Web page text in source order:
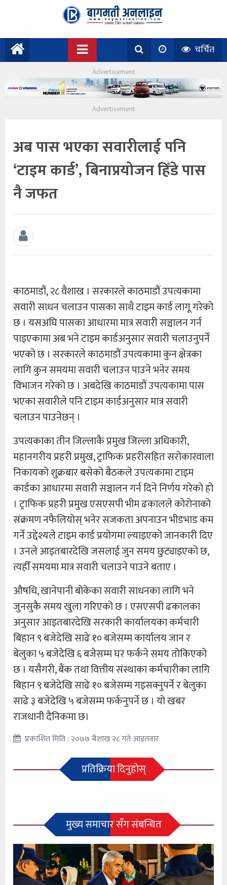
चर्चित
अब पास भएका सवारीलाई पनि
‘टाइम कार्ड’, बिनाप्रयोजन हिँडे पास
नै जफत
काठमाडौं, २८ वैशाख । सरकारले काठमाडौं उपत्यकामा
सवारी साधन चलाउन पासका साथै टाइम कार्ड लागू गरेको
छ । यसअघि पासका आधारमा मात्र सवारी सञ्चालन गर्न
पाइएकामा अब भने टाइम कार्डअनुसार सवारी चलाउनुपर्ने
भएको छ । सरकारले काठमाडौं उपत्यकामा कुन क्षेत्रका
लागि कुन समयमा सवारी चलाउन पाउने भनेर समय
विभाजन गरेको छ । अबदेखि काठमाडौं उपत्यकामा पास
भएका सवारीले पनि टाइम कार्डअनुसार मात्र सवारी
चलाउन पाउनेछन् ।
उपत्यकाका तीन जिल्लाकै प्रमुख जिल्ला अधिकारी,
महानगरीय प्रहरी प्रमुख, ट्राफिक प्रहरीसहित सरोकारवाला
निकायको शुक्रबार बसेको बैठकले उपत्यकामा टाइम
कार्डका आधारमा सवारी सञ्चालन गर्न दिने निर्णय गरेको हो
। ट्राफिक प्रहरी प्रमुख एसएसपी भीम ढकालले कोरोनाको
संक्रमण नफैलियोस् भनेर सजकता अपनाउन भीडभाड कम
गर्ने उद्देश्यले टाइम कार्ड प्रयोगमा ल्याइएको जानकारी दिए
। उनले आइतबारदेखि जसलाई जुन समय छुट्याइएको छ,
त्यहीँ समयमा मात्र सवारी चलाउने पाउने बताए ।
औषधि, खानेपानी बोकेका सवारी साधनका लागि भने
जुनसुकै समय खुला गरिएको छ । एसएसपी ढकालका
अनुसार आइतबारदेखि सरकारी कार्यालयका कर्मचारी
बिहान ९ बजेदेखि साढे १० बजेसम्म कार्यालय जान र
बेलुका ५ बजेदेखि ६ बजेसम्म घर फर्कने समय तोकिएको
छ । यसैगरी, बैंक तथा वित्तीय संस्थाका कर्मचारीका लागि
बिहान ९ बजेदेखि साढे १० बजेसम्म गइसक्नुपर्ने र बेलुका
साढे ३ बजेदेखि ५ बजेसम्म फर्कनुपर्ने छ । याे खबर
राजधानी दैनिकमा छ।
प्रकाशित मिति : २०७७ बैशाख २८ गते आइतवार
प्रतिक्रिया दिनुहोस्
मुख्य समाचार सँग संबन्धित